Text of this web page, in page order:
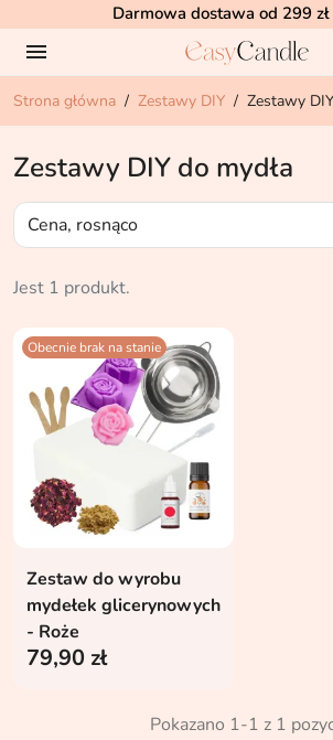
Darmowa dostawa od 299
menu
Strona główna Zestawy DIY Zestawy
Zestawy DIY do mydła
Jest 1 produkt.
Cena, rosnąco
Obecnie brak na stanie
Zestaw do wyrobu
mydełek glicerynowych
- Roże
79,90 zł
Pokazano 1-1 z 1